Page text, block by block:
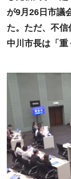
が9月26日市議
た。ただ、不
中川市長は「重